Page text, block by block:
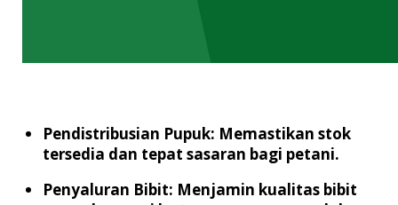
Pendistribusian Pupuk: Memastikan stok
tersedia dan tepat sasaran bagi petani.
Penyaluran Bibit: Menjamin kualitas bibit